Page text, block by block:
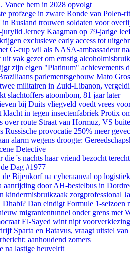
Vance hem in 2028 opvolgt
profzege in zware Ronde van Polen-rit
Rusland trouwen soldaten voor
jurylid Jerney Kaagman op 79-jarige
exclusieve early access tot
G-cup wil als NASA-ambassadeur
uit vak gezet om ernstig alcoholmisbruik
zijn eigen "Platinum" achievements
parlementsgebouw Mato
militairen in Zuid-Libanon,
slachtoffers atoombom, 81 jaar later
bij Duits vliegveld voedt vrees
in tegen insectenfabriek Protix
over route Straat van Hormuz, VS
Russische provocatie 250% meer
alarm wegens droogte:
Detective
die 's nachts haar vriend bezocht
Dag #1977
Bijenkorf na cyberaanval op
aanrijding door AH-bestelbus in
kindermisbruikzaak zorgprofessional
Dhabi? Dan eindigt Formule 1-seizoen
migrantentunnel onder grens met
El-Sayed wint nipt
Sparta en Batavus, vraagt uitstel van
aanhoudend zomers
na lastige heuvelrit